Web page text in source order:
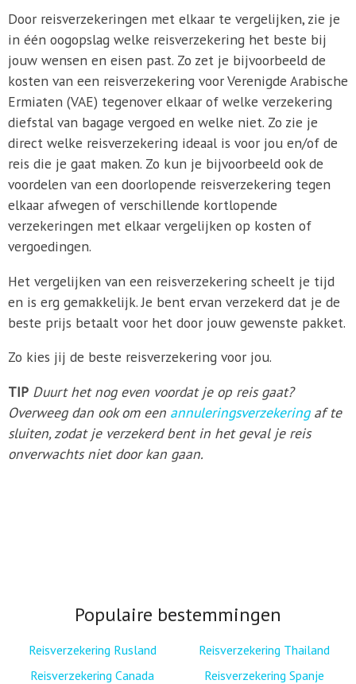
Door reisverzekeringen met elkaar te vergelijken, zie je
in één oogopslag welke reisverzekering het beste bij
jouw wensen en eisen past. Zo zet je bijvoorbeeld de
kosten van een reisverzekering voor Verenigde Arabische
Ermiaten (VAE) tegenover elkaar of welke verzekering
diefstal van bagage vergoed en welke niet. Zo zie je
direct welke reisverzekering ideaal is voor jou en/of de
reis die je gaat maken. Zo kun je bijvoorbeeld ook de
voordelen van een doorlopende reisverzekering tegen
elkaar afwegen of verschillende kortlopende
verzekeringen met elkaar vergelijken op kosten of
vergoedingen.
Het vergelijken van een reisverzekering scheelt je tijd
en is erg gemakkelijk. Je bent ervan verzekerd dat je de
beste prijs betaalt voor het door jouw gewenste pakket.
Zo kies jij de beste reisverzekering voor jou.
TIP Duurt het nog even voordat je op reis gaat?
Overweeg dan ook om een annuleringsverzekeringaf te
sluiten, zodat je verzekerd bent in het geval je reis
onverwachts niet door kan gaan.
Populaire bestemmingen
Reisverzekering Rusland
Reisverzekering Canada
Reisverzekering Thailand
Reisverzekering Spanje